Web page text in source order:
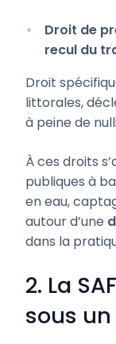
Droit de
recul du
Droit
littorales,
à peine de
À ces droits
publiques à
en eau,
autour d’une
dans la
2. La
sous